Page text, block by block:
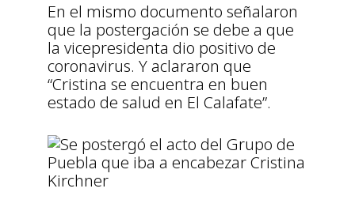
En el mismo documento señalaron
que la postergación se debe a que
la vicepresidenta dio positivo de
coronavirus. Y aclararon que
“Cristina se encuentra en buen
estado de salud en El Calafate”.